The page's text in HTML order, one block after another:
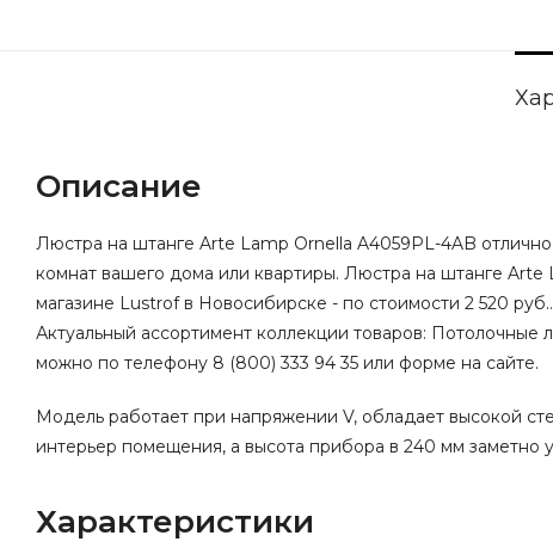
Описание
Люстра на штанге Arte Lamp Ornella A4059PL-4AB
комнат вашего дома или квартиры. Люстра на штанге
магазине Lustrof в Новосибирске - по стоимости 2 520
Актуальный ассортимент коллекции товаров:
можно по телефону 8 (800) 333 94 35 или форме на сайте.
Модель работает при напряжении V, обладает высокой
интерьер помещения, а высота прибора в 240 мм заметно
Характеристики